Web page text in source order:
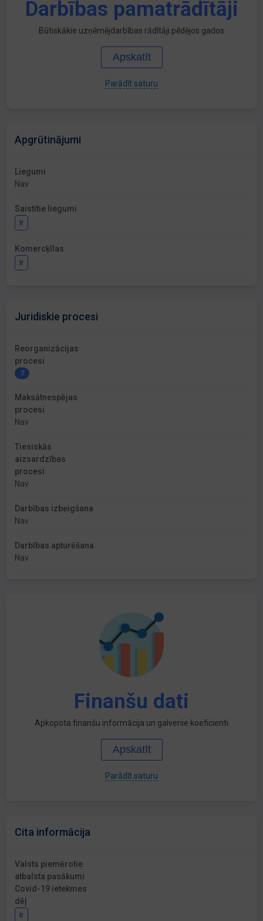
Darbības pamatrādītāji
Būtiskākie uzņēmējdarbības rādītāji pēdējos gados
Apskatīt
Parādīt saturu
Apgrūtinājumi
Liegumi
Nav
Saistītie liegumi
Ir
Komercķīlas
Ir
Juridiskie procesi
Reorganizācijas
procesi
2
Maksātnespējas
procesi
Nav
Tiesiskās
aizsardzības
procesi
Nav
Darbības izbeigšana
Nav
Darbības apturēšana
Nav
Finanšu dati
Apkopota finanšu informācija un galvenie koeficienti
Apskatīt
Parādīt saturu
Cita informācija
Valsts piemērotie
atbalsta pasākumi
Covid-19 ietekmes
dēļ
Ir